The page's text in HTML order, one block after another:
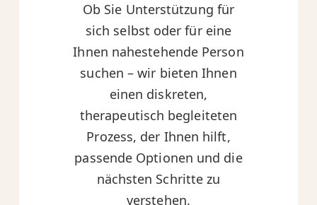
Ob Sie Unterstützung für
sich selbst oder für eine
Ihnen nahestehende Person
suchen – wir bieten Ihnen
einen diskreten,
therapeutisch begleiteten
Prozess, der Ihnen hilft,
passende Optionen und die
nächsten Schritte zu
verstehen.